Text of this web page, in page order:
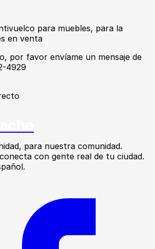
para muebles, para la
en venta
por favor envíame un mensaje de
4929
para nuestra comunidad.
con gente real de tu ciudad.